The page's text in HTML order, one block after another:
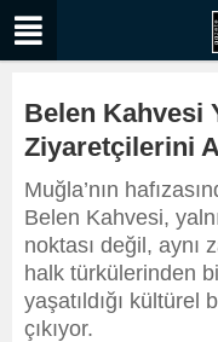
Belen Kahvesi
Ziyaretçilerini
Muğla’nın
Belen Kahvesi,
noktası değil, aynı
halk türkülerinden
yaşatıldığı kültürel
çıkıyor.